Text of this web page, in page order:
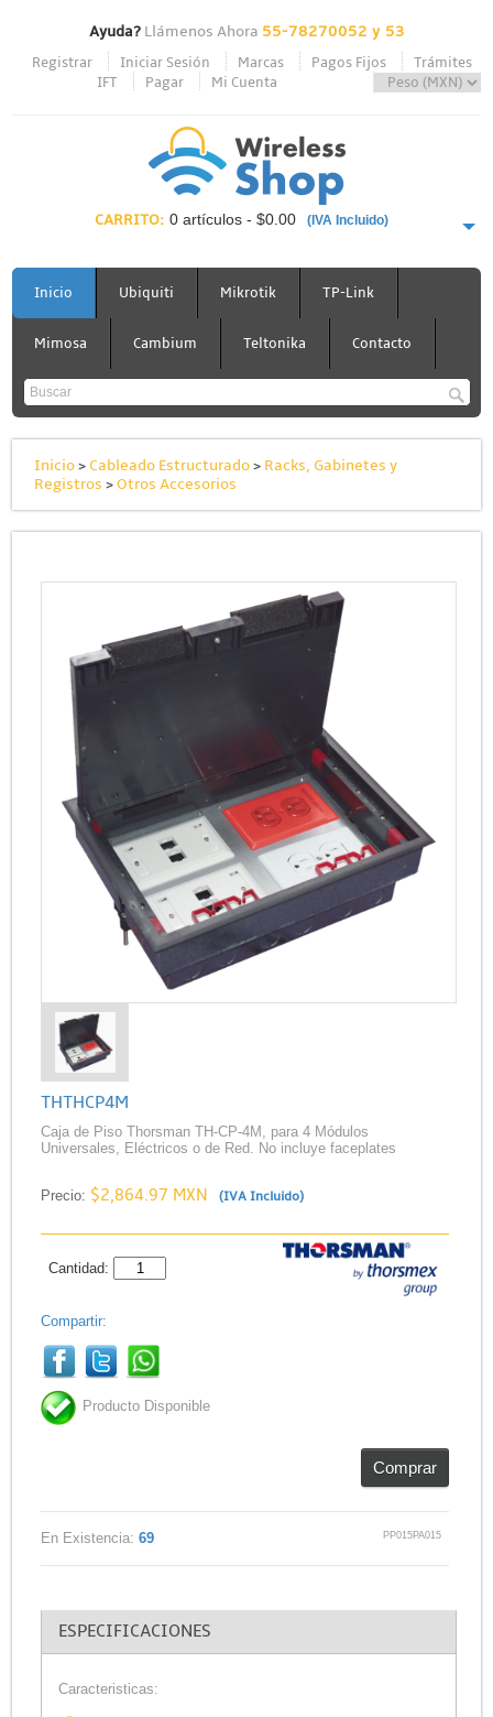
Ayuda?Llámenos Ahora 55-78270052 y 53
Registrar Iniciar Sesión Marcas Pagos Fijos
Trámites
IFT
Pagar Mi Cuenta
CARRITO: 0 artículos - $0.00 (IVA Incluido)
PAGAR AHORA
Inicio Ubiquiti Mikrotik TP-Link
Mimosa Cambium Teltonika Contacto
Inicio>Cableado Estructurado> Racks, Gabinetes y
Registros >Otros Accesorios
THTHCP4M
Caja de Piso Thorsman TH-CP-4M, para 4 Módulos
Universales, Eléctricos o de Red. No incluye faceplates
Precio: $2,864.97 MXN (IVA Incluido)
Cantidad:
Compartir:
Producto Disponible
Comprar
En Existencia: 69 PP015PA015
ESPECIFICACIONES
Caracteristicas: